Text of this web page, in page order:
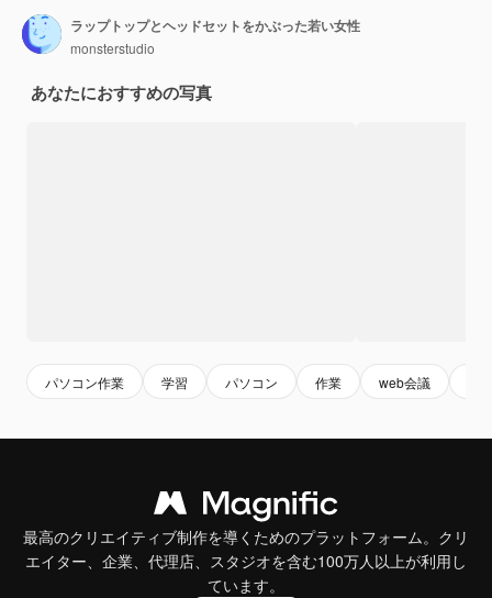
ラップトップとヘッドセットをかぶった若い女性
monsterstudio
あなたにおすすめの写真
パソコン作業 学習 パソコン 作業 web会議
最高のクリエイティブ制作を導くためのプラットフォーム。クリ
エイター、企業、代理店、スタジオを含む100万人以上が利用し
ています。